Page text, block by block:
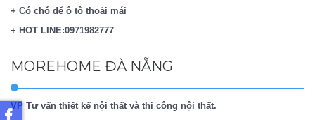
+ Có chỗ để ô tô thoải mái
+ HOT LINE:0971982777
MOREHOME ĐÀ NẴNG
VP Tư vấn thiết kế nội thất và thi công nội thất.